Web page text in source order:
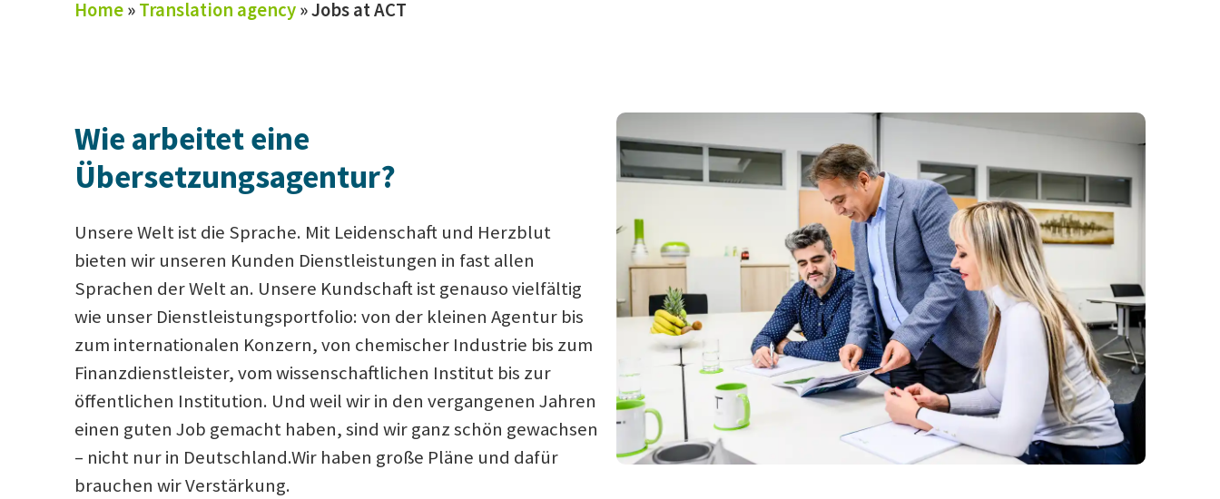
Home»Translation agency»Jobs at ACT
Wie arbeitet eine
Übersetzungsagentur?
Unsere Welt ist die Sprache. Mit Leidenschaft und Herzblut
bieten wir unseren Kunden Dienstleistungen in fast allen
Sprachen der Welt an. Unsere Kundschaft ist genauso vielfältig
wie unser Dienstleistungsportfolio: von der kleinen Agentur bis
zum internationalen Konzern, von chemischer Industrie bis zum
Finanzdienstleister, vom wissenschaftlichen Institut bis zur
öffentlichen Institution. Und weil wir in den vergangenen Jahren
einen guten Job gemacht haben, sind wir ganz schön gewachsen
– nicht nur in Deutschland.Wir haben große Pläne und dafür
brauchen wir Verstärkung.